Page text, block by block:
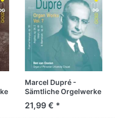
Marcel Dupré -
Sämtliche Orgelwerke
Vol. 7
21,99 € *